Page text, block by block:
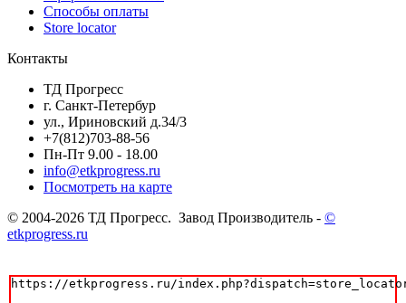
Способы оплаты
Store locator
Контакты
ТД Прогресс
г. Санкт-Петербур
ул., Ириновский д.34/3
+7(812)703-88-56
Пн-Пт 9.00 - 18.00
info@etkprogress.ru
Посмотреть на карте
© 2004-2026 ТД Прогресс. Завод Производитель - ©
etkprogress.ru
https://etkprogress.ru/